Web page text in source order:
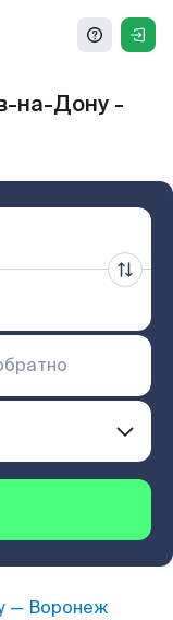
на-Дону -
— Воронеж